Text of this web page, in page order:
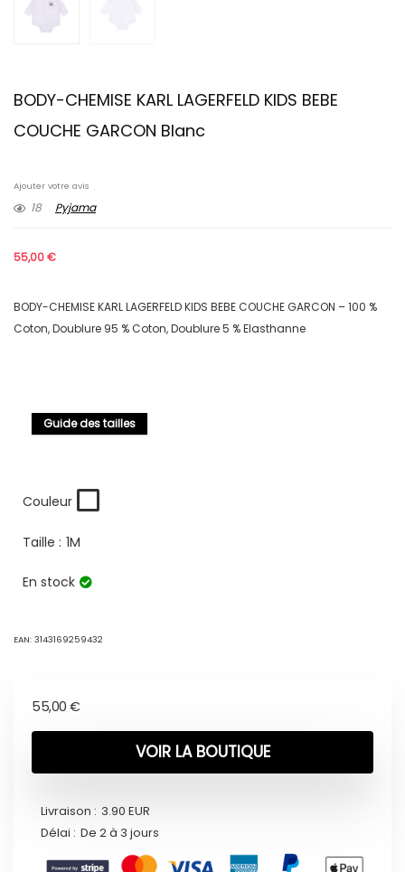
BODY-CHEMISE KARL LAGERFELD KIDS BEBE
COUCHE GARCON Blanc
Ajouter votre avis
18 Pyjama
55,00€
BODY-CHEMISE KARL LAGERFELD KIDS BEBE COUCHE GARCON – 100 %
Coton, Doublure 95 % Coton, Doublure 5 % Elasthanne
Guide des tailles
Couleur
Taille : 1M
En stock
EAN: 3143169259432
55,00 €
VOIR LA BOUTIQUE
Livraison : 3.90 EUR
Délai : De 2 à 3 jours